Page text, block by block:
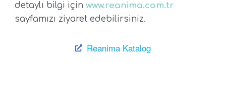
detaylı bilgi için www.reanima.com.tr
sayfamızı ziyaret edebilirsiniz.
Reanima Katalog